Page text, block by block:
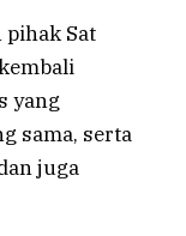
Sat
yang
sama, serta
juga